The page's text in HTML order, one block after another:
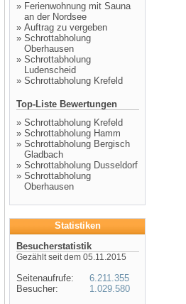
» Ferienwohnung mit Sauna
an der Nordsee
» Auftrag zu vergeben
» Schrottabholung
Oberhausen
» Schrottabholung
Ludenscheid
» Schrottabholung Krefeld
Top-Liste Bewertungen
» Schrottabholung Krefeld
» Schrottabholung Hamm
» Schrottabholung Bergisch
Gladbach
» Schrottabholung Dusseldorf
» Schrottabholung
Oberhausen
Statistiken
Besucherstatistik
Gezählt seit dem 05.11.2015
Seitenaufrufe:
Besucher:
6.211.355
1.029.580